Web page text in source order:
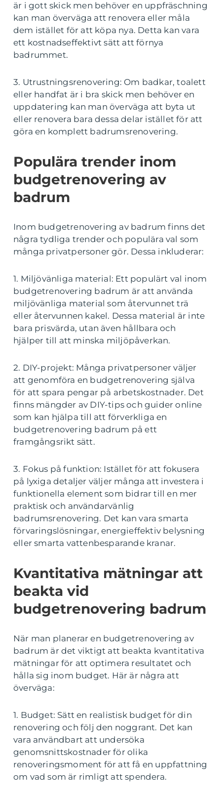
är i gott skick men behöver en uppfräschning
kan man överväga att renovera eller måla
dem istället för att köpa nya. Detta kan vara
ett kostnadseffektivt sätt att förnya
badrummet.
3. Utrustningsrenovering: Om badkar, toalett
eller handfat är i bra skick men behöver en
uppdatering kan man överväga att byta ut
eller renovera bara dessa delar istället för att
göra en komplett badrumsrenovering.
Populära trender inom
budgetrenovering av
badrum
Inom budgetrenovering av badrum finns det
några tydliga trender och populära val som
många privatpersoner gör. Dessa inkluderar:
1. Miljövänliga material: Ett populärt val inom
budgetrenovering badrum är att använda
miljövänliga material som återvunnet trä
eller återvunnen kakel. Dessa material är inte
bara prisvärda, utan även hållbara och
hjälper till att minska miljöpåverkan.
2. DIY-projekt: Många privatpersoner väljer
att genomföra en budgetrenovering själva
för att spara pengar på arbetskostnader. Det
finns mängder av DIY-tips och guider online
som kan hjälpa till att förverkliga en
budgetrenovering badrum på ett
framgångsrikt sätt.
3. Fokus på funktion: Istället för att fokusera
på lyxiga detaljer väljer många att investera i
funktionella element som bidrar till en mer
praktisk och användarvänlig
badrumsrenovering. Det kan vara smarta
förvaringslösningar, energieffektiv belysning
eller smarta vattenbesparande kranar.
Kvantitativa mätningar att
beakta vid
budgetrenovering badrum
När man planerar en budgetrenovering av
badrum är det viktigt att beakta kvantitativa
mätningar för att optimera resultatet och
hålla sig inom budget. Här är några att
överväga:
1. Budget: Sätt en realistisk budget för din
renovering och följ den noggrant. Det kan
vara användbart att undersöka
genomsnittskostnader för olika
renoveringsmoment för att få en uppfattning
om vad som är rimligt att spendera.